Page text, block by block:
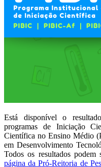
Está disponível o
programas de Iniciação
Científica no Ensino Médio
em Desenvolvimento
Todos os resultados podem
página da Pró-Reitoria de